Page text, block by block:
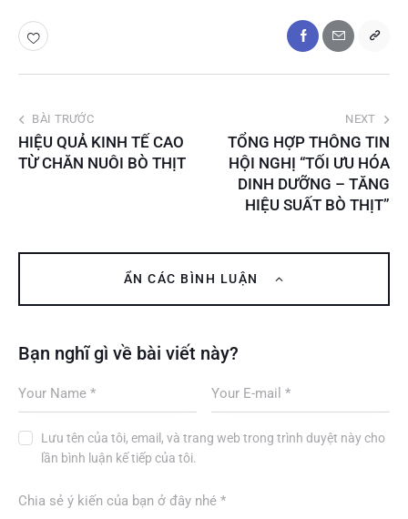
BÀI TRƯỚC
HIỆU QUẢ KINH TẾ CAO
TỪ CHĂN NUÔI BÒ THỊT
NEXT
TỔNG HỢP THÔNG TIN
HỘI NGHỊ “TỐI ƯU HÓA
DINH DƯỠNG – TĂNG
HIỆU SUẤT BÒ THỊT”
ẨN CÁC BÌNH LUẬN
Bạn nghĩ gì về bài viết này?
Lưu tên của tôi, email, và trang web trong trình duyệt này cho
lần bình luận kế tiếp của tôi.